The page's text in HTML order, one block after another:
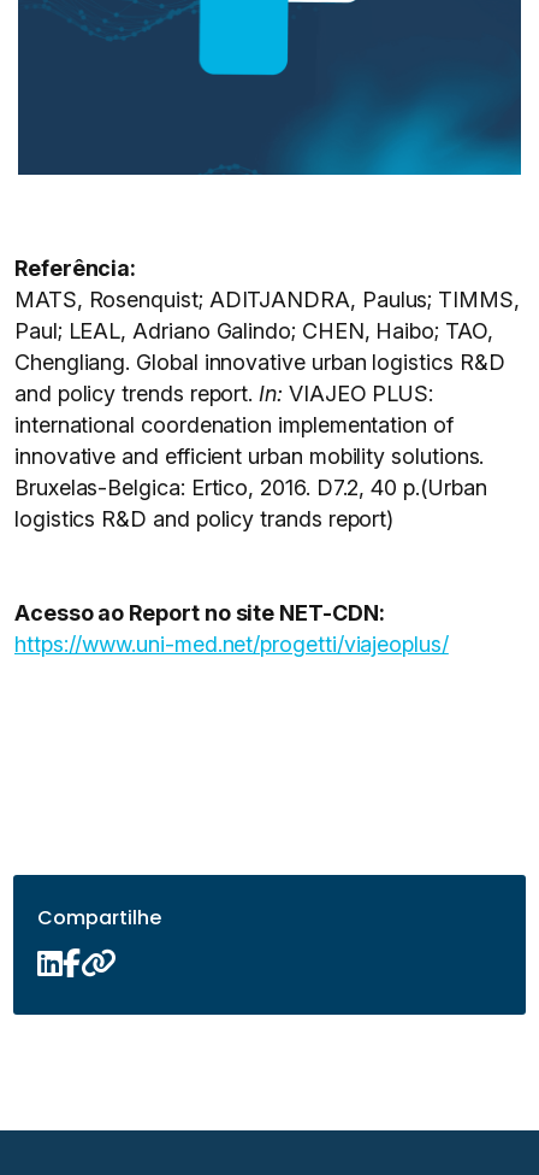
Referência:
MATS, Rosenquist; ADITJANDRA, Paulus; TIMMS,
Paul; LEAL, Adriano Galindo; CHEN, Haibo; TAO,
Chengliang. Global innovative urban logistics R&D
and policy trends report. In: VIAJEO PLUS:
international coordenation implementation of
innovative and efficient urban mobility solutions.
Bruxelas-Belgica: Ertico, 2016. D7.2, 40 p.(Urban
logistics R&D and policy trands report)
Acesso ao Report no site NET-CDN:
https://www.uni-med.net/progetti/viajeoplus/
Compartilhe